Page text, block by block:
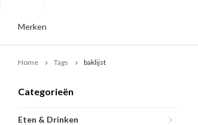
Merken
Home Tags baklijst
Categorieën
Eten & Drinken